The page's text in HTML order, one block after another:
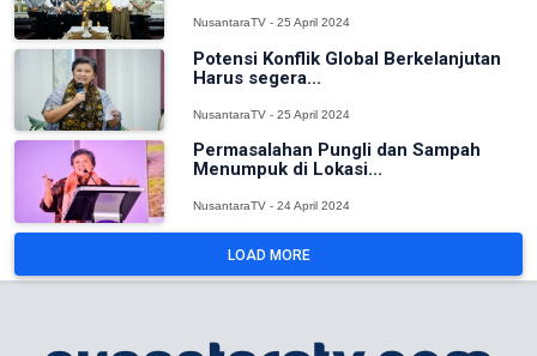
NusantaraTV - 25 April 2024
Potensi Konflik Global Berkelanjutan
Harus segera...
NusantaraTV - 25 April 2024
Permasalahan Pungli dan Sampah
Menumpuk di Lokasi...
NusantaraTV - 24 April 2024
LOAD MORE